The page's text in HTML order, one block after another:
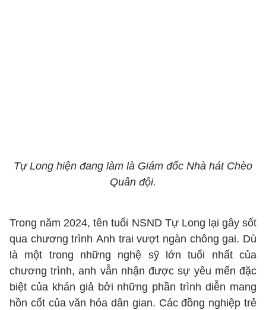
Tự Long hiện đang làm là Giám đốc Nhà hát Chèo
Quân đội.
Trong năm 2024, tên tuổi NSND Tự Long lại gây sốt
qua chương trình Anh trai vượt ngàn chông gai. Dù
là một trong những nghệ sỹ lớn tuổi nhất của
chương trình, anh vẫn nhận được sự yêu mến đặc
biệt của khán giả bởi những phần trình diễn mang
hồn cốt của văn hóa dân gian. Các đồng nghiệp trẻ